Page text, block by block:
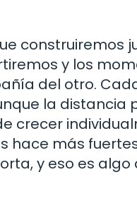
construiremos
y los
del otro.
la distancia
crecer
hace más
y eso es algo